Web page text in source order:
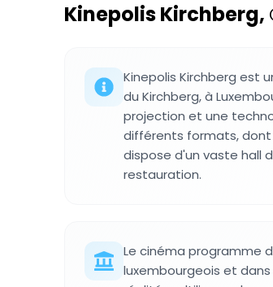
Kinepolis Kirchberg,
Kinepolis Kirchberg est
du Kirchberg, à
projection et une
différents formats,
dispose d'un vaste hall
restauration.
Le cinéma programme
luxembourgeois et